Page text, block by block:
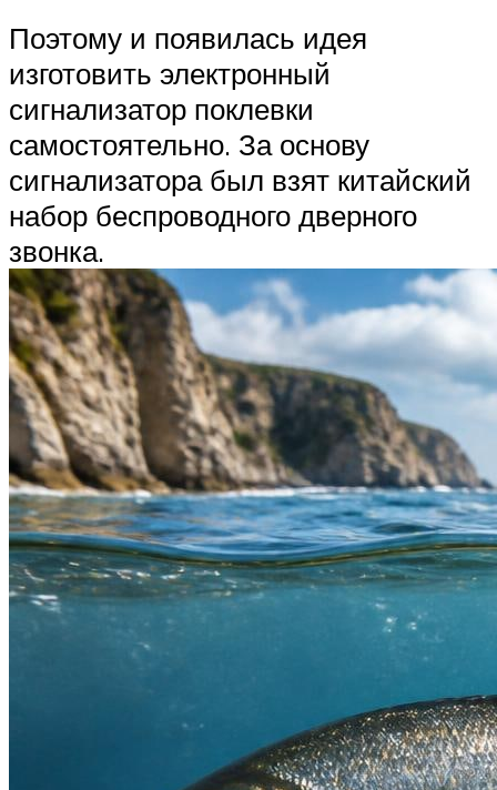
Поэтому и появилась идея
изготовить электронный
сигнализатор поклевки
самостоятельно. За основу
сигнализатора был взят китайский
набор беспроводного дверного
звонка.